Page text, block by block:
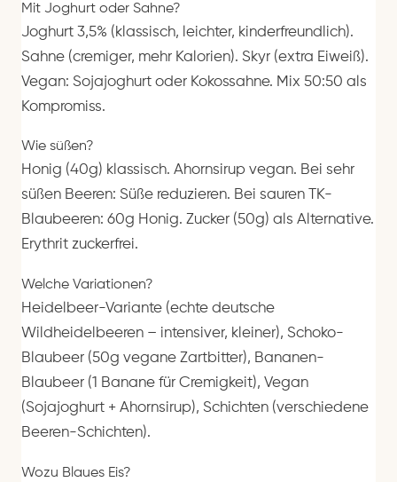
Mit Joghurt oder Sahne?
Joghurt 3,5% (klassisch, leichter, kinderfreundlich).
Sahne (cremiger, mehr Kalorien). Skyr (extra Eiweiß).
Vegan: Sojajoghurt oder Kokossahne. Mix 50:50 als
Kompromiss.
Wie süßen?
Honig (40g) klassisch. Ahornsirup vegan. Bei sehr
süßen Beeren: Süße reduzieren. Bei sauren TK-
Blaubeeren: 60g Honig. Zucker (50g) als Alternative.
Erythrit zuckerfrei.
Welche Variationen?
Heidelbeer-Variante (echte deutsche
Wildheidelbeeren – intensiver, kleiner), Schoko-
Blaubeer (50g vegane Zartbitter), Bananen-
Blaubeer (1 Banane für Cremigkeit), Vegan
(Sojajoghurt + Ahornsirup), Schichten (verschiedene
Beeren-Schichten).
Wozu Blaues Eis?